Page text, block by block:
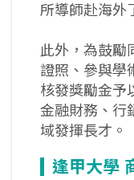
所導師赴海外
此外，為鼓勵
證照、參與學
核發獎勵金予
金融財務、行
域發揮長才。
逢甲大學